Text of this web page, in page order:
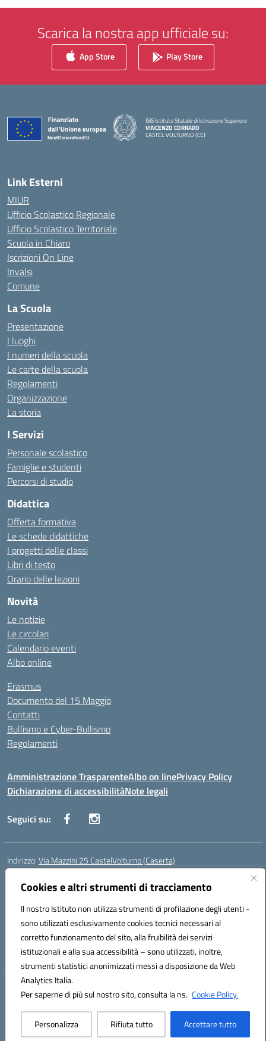
Cookies e altri strumenti di tracciamento
Il nostro Istituto non utilizza strumenti di profilazione degli utenti -
sono utilizzati esclusivamente cookies tecnici necessari al
corretto funzionamento del sito, alla fruibilità dei servizi
istituzionali e alla sua accessibilità – sono utilizzati, inoltre,
strumenti statistici anonimizzati messi a disposizione da Web
Analytics Italia.
Per saperne di più sul nostro sito, consulta la ns. Cookie Policy.
Personalizza Rifiuta tutto Accettare tutto
Scarica la nostra app ufficiale su:
App Store Play Store
ISIS Istituto Statale di Istruzione Superiore
VINCENZO CORRADO
CASTEL VOLTURNO (CE)
Link Esterni
MIUR
Ufficio Scolastico Regionale
Ufficio Scolastico Territoriale
Scuola in Chiaro
Iscrizioni On Line
Invalsi
Comune
La Scuola
Presentazione
I luoghi
I numeri della scuola
Le carte della scuola
Regolamenti
Organizzazione
La storia
I Servizi
Personale scolastico
Famiglie e studenti
Percorsi di studio
Didattica
Offerta formativa
Le schede didattiche
I progetti delle classi
Libri di testo
Orario delle lezioni
Novità
Le notizie
Le circolari
Calendario eventi
Albo online
Erasmus
Documento del 15 Maggio
Contatti
Bullismo e Cyber-Bullismo
Regolamenti
Amministrazione TrasparenteAlbo on linePrivacy Policy
Dichiarazione di accessibilitàNote legali
Seguici su:
Indirizzo:Via Mazzini 25 CastelVolturno (Caserta)
Centralino:
Posta elettronica certificata (PEC):ceis014005@pec.istruzione.it
Codice fiscale: 93063510619
Codice meccanografico:CEIS014005
Codice Indice delle Pubbliche Amministrazioni (IPA): istsc_ceis014005
Codice unico di fatturazione (CUF): UOU8EW
Hosting & Powered by 3D Solution S.r.l.
Concept & Design by Designers Italia